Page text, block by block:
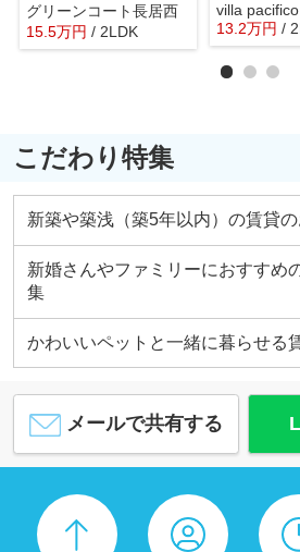
グリーンコート長居西
15.5万円 / 2LDK
villa pacifico
13.2万円 /
こだわり特集
新築や築浅（築5年以内）の賃貸
新婚さんやファミリーにおすすめ
集
かわいいペットと一緒に暮らせる
メールで共有する